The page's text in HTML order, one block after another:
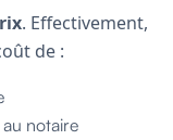
. Effectivement,
de :
notaire